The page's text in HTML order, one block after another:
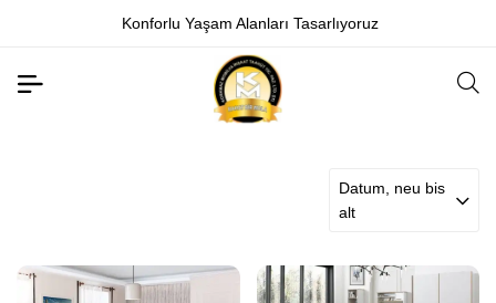
Konforlu Yaşam Alanları Tasarlıyoruz
Datum, neu bis
alt